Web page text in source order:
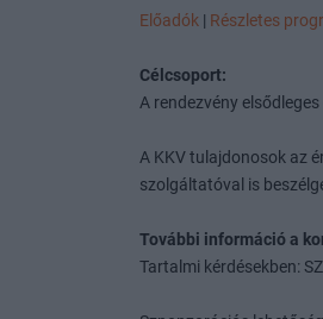
Előadók | Részletes
Célcsoport:
A rendezvény
A KKV tulajdonosok az
szolgáltatóval is
További információ a
Tartalmi kérdésekben: